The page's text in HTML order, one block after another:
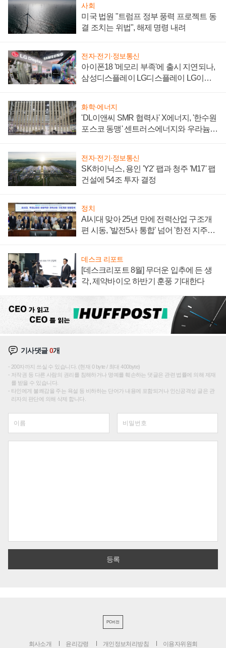
사회
미국 법원 "트럼프 정부 풍력 프로젝트 동
결 조치는 위법", 해제 명령 내려
전자·전기·정보통신
아이폰18 '메모리 부족'에 출시 지연되나,
삼성디스플레이 LG디스플레이 LG이노
화학·에너지
'DL이앤씨 SMR 협력사' X에너지, '한수원
포스코 동맹' 센트러스에너지와 우라늄
전자·전기·정보통신
SK하이닉스, 용인 'Y2' 팹과 청주 'M17' 팹
건설에 54조 투자 결정
정치
AI시대 맞아 25년 만에 전력산업 구조개
편 시동, '발전5사 통합' 넘어 '한전 지주사'
데스크 리포트
[데스크리포트 8월] 무더운 입추에 든 생
각, 제약바이오 하반기 훈풍 기대한다
기사댓글0개
200자까지 쓰실 수 있습니다. (현재 0 byte / 최대 400byte)
저작권 등 다른 사람의 권리를 침해하거나 명예를 훼손하는 댓글은 관련 법률에 의해 제재
를 받을 수 있습니다.
타인에게 불쾌감을 주는 욕설 등 비하하는 단어가 내용에 포함되거나 인신공격성 글은 관
리자의 판단에 의해 삭제 합니다.
PC버전
회사소개 윤리강령 개인정보처리방침 이용자위원회